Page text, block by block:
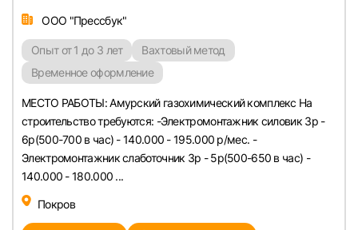
ООО "Прессбук"
Опыт от 1 до 3 лет
Вахтовый метод
Временное оформление
МЕСТО РАБОТЫ: Амурский газохимический комплекс На
строительство требуются: -Электромонтажник силовик 3р -
6р(500-700 в час) - 140.000 - 195.000 р/мес. -
Электромонтажник слаботочник 3р - 5р(500-650 в час) -
140.000 - 180.000 ...
Покров